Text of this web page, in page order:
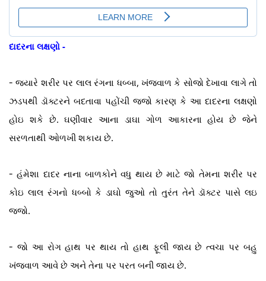
દાદરના લક્ષણો -
-જ્યારે શરીર પર લાલ રંગના ધબ્બા, ખંજવાળ કે સોજો દેખાવા લાગે તો
ઝડપથી ડૉક્ટરને બદતાવા પહોંચી જજો કારણ કે આ દાદરના લક્ષણો
હોઇ શકે છે. ઘણીવાર આના ડાઘા ગોળ આકારના હોય છે જેને
સરળતાથી ઓળખી શકાય છે.
-હંમેશા દાદર નાના બાળકોને વધુ થાય છે માટે જો તેમના શરીર પર
કોઇ લાલ રંગનો ધબ્બો કે ડાઘો જુઓ તો તુરંત તેને ડૉક્ટર પાસે લઇ
જજો.
- જો આ રોગ હાથ પર થાય તો હાથ ફૂલી જાય છે ત્વચા પર બહુ
ખંજવાળ આવે છે અને તેના પર પરત બની જાય છે.